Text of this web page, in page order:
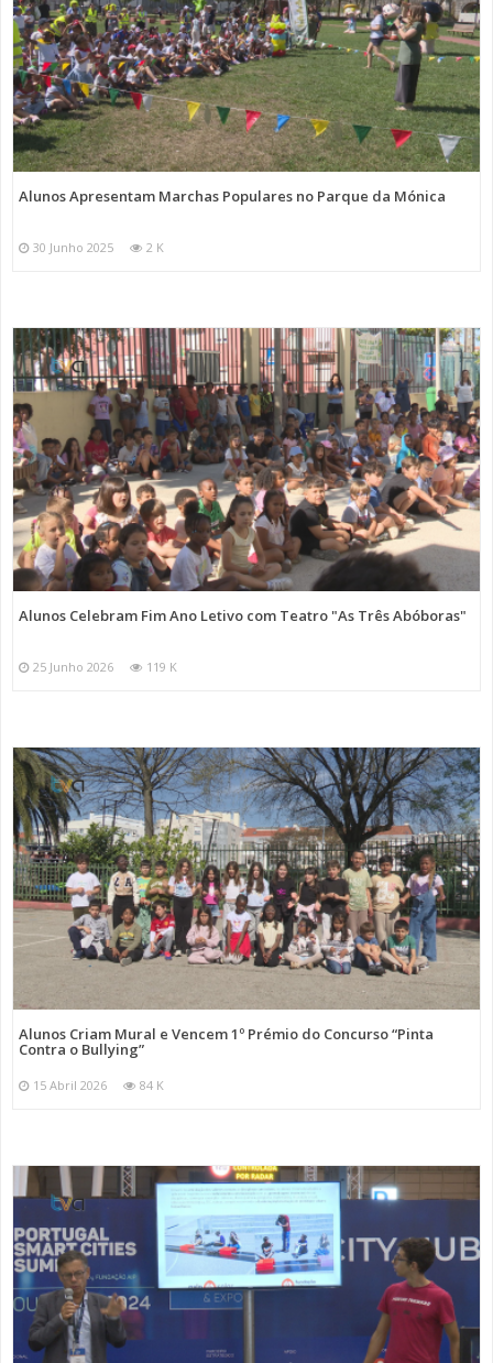
Alunos Apresentam Marchas Populares no Parque da Mónica
30 Junho 2025 2 K
Alunos Celebram Fim Ano Letivo com Teatro "As Três Abóboras"
25 Junho 2026 119 K
Alunos Criam Mural e Vencem 1º Prémio do Concurso “Pinta
Contra o Bullying”
15 Abril 2026 84 K